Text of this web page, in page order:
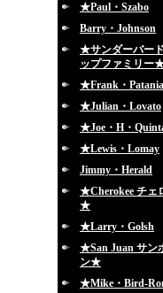
★Paul・Szabo
Barry・Johnson
★サンダーバー
ップファミリー
★Frank・
★Julian・Lovato
★Joe・H・
★Lewis・Lomay
Jimmy・Herald
★Cherokee チェ
★
★Larry・Golsh
★San Juan サン
ン★
★Mike・Bird-